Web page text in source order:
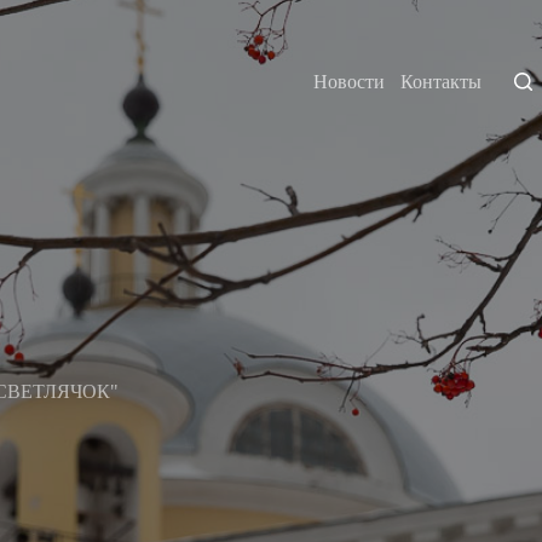
Новости Контакты
"СВЕТЛЯЧОК"